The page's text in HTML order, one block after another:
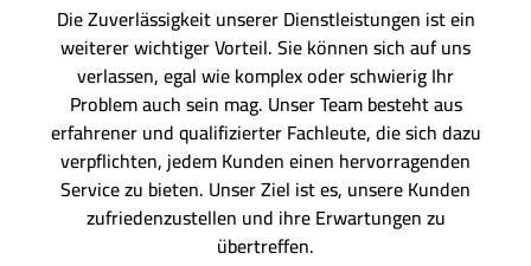
Die Zuverlässigkeit unserer Dienstleistungen ist ein
weiterer wichtiger Vorteil. Sie können sich auf uns
verlassen, egal wie komplex oder schwierig Ihr
Problem auch sein mag. Unser Team besteht aus
erfahrener und qualifizierter Fachleute, die sich dazu
verpflichten, jedem Kunden einen hervorragenden
Service zu bieten. Unser Ziel ist es, unsere Kunden
zufriedenzustellen und ihre Erwartungen zu
übertreffen.